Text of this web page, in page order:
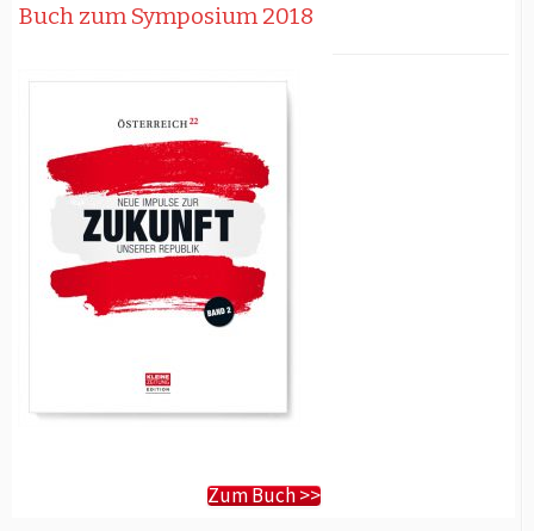
Buch zum Symposium 2018
Zum Buch >>